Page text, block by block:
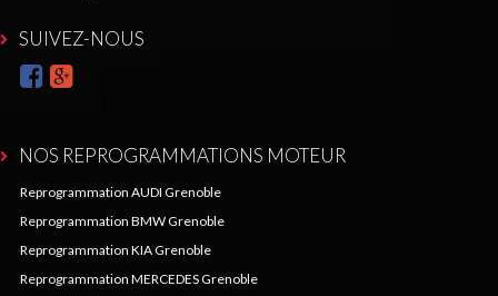
SUIVEZ-NOUS
NOS REPROGRAMMATIONS MOTEUR
Reprogrammation AUDI Grenoble
Reprogrammation BMW Grenoble
Reprogrammation KIA Grenoble
Reprogrammation MERCEDES Grenoble